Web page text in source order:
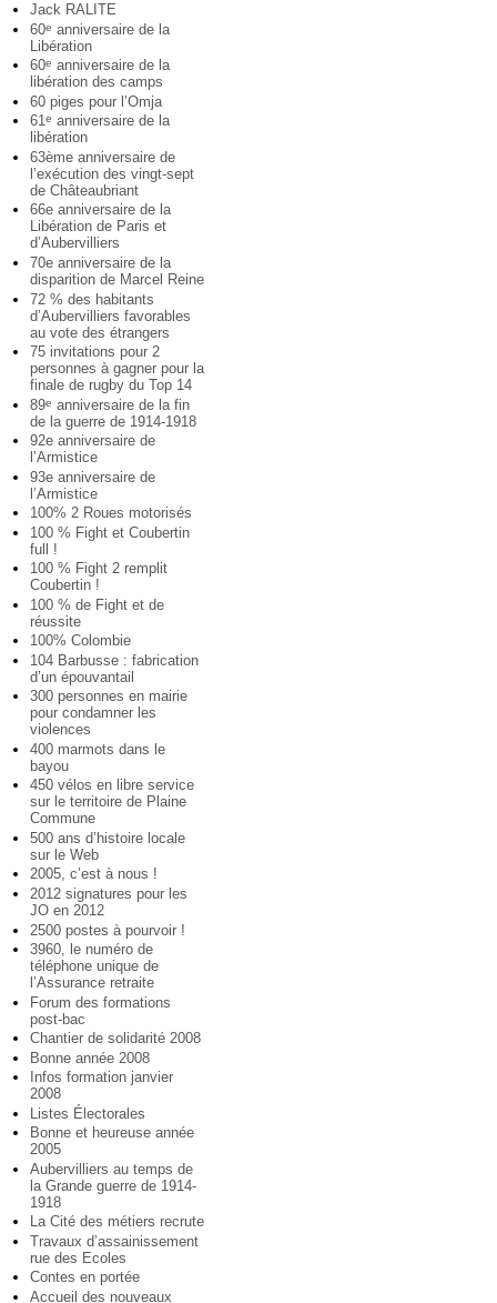
Jack RALITE
60e anniversaire de la
Libération
60e anniversaire de la
libération des camps
60 piges pour l’Omja
61e anniversaire de la
libération
63ème anniversaire de
l’exécution des vingt-sept
de Châteaubriant
66e anniversaire de la
Libération de Paris et
d’Aubervilliers
70e anniversaire de la
disparition de Marcel Reine
72 % des habitants
d’Aubervilliers favorables
au vote des étrangers
75 invitations pour 2
personnes à gagner pour la
finale de rugby du Top 14
89e anniversaire de la fin
de la guerre de 1914-1918
92e anniversaire de
l’Armistice
93e anniversaire de
l’Armistice
100% 2 Roues motorisés
100 % Fight et Coubertin
full !
100 % Fight 2 remplit
Coubertin !
100 % de Fight et de
réussite
100% Colombie
104 Barbusse : fabrication
d’un épouvantail
300 personnes en mairie
pour condamner les
violences
400 marmots dans le
bayou
450 vélos en libre service
sur le territoire de Plaine
Commune
500 ans d’histoire locale
sur le Web
2005, c’est à nous !
2012 signatures pour les
JO en 2012
2500 postes à pourvoir !
3960, le numéro de
téléphone unique de
l’Assurance retraite
Forum des formations
post-bac
Chantier de solidarité 2008
Bonne année 2008
Infos formation janvier
2008
Listes Électorales
Bonne et heureuse année
2005
Aubervilliers au temps de
la Grande guerre de 1914-
1918
La Cité des métiers recrute
Travaux d’assainissement
rue des Ecoles
Contes en portée
Accueil des nouveaux